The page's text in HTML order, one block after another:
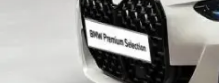
Appuis-tête avant réglables en hauteur
Banquette AR rabattable 40/20/40
Ciel de pavillon M Anthracite
Clés radiocommandées à mémorisation
Climatisation automatique 3 zones
Commande électrique du volet de coffre
Démarrage sans clé via le bouton Start/Stop
Eclairage d'ambiance